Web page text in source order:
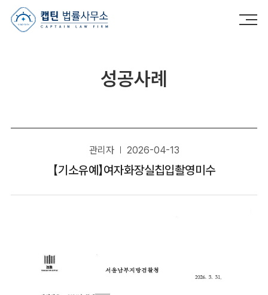
캡틴법률사무소
성공사례
관리자 2026-04-13
【기소유예】여자화장실칩입촬영미수